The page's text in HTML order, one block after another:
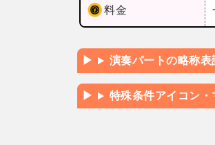
料金
演奏パートの略称表
特殊条件アイコン・